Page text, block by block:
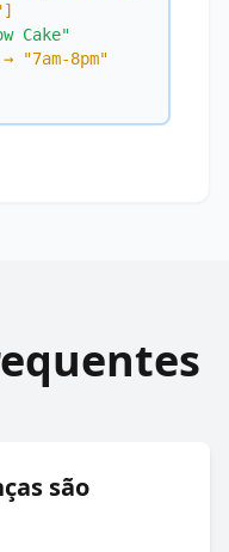
Cake"
"7am-8pm"
são